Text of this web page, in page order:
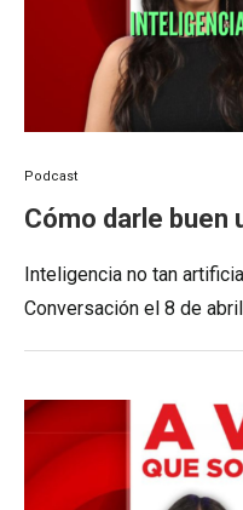
Podcast
Cómo darle buen
Inteligencia no tan
Conversación el 8 de